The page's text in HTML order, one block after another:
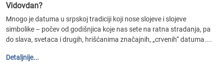
Vidovdan?
Mnogo je datuma u srpskoj tradiciji koji nose slojeve i slojeve
simbolike – počev od godišnjica koje nas sete na ratna stradanja, pa
do slava, svetaca i drugih, hrišćanima značajnih, „crvenih“ datuma....
Detaljnije...